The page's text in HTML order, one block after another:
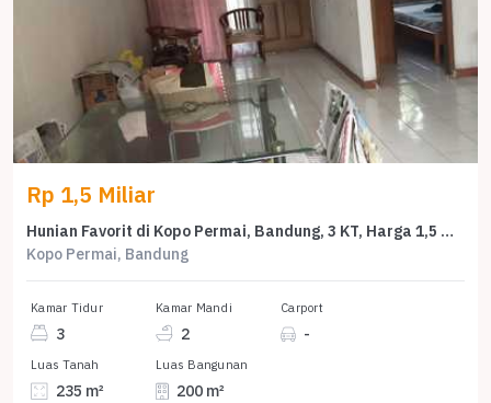
Rp 1,5 Miliar
Hunian Favorit di Kopo Permai, Bandung, 3 KT, Harga 1,5 Miliar
Kopo Permai, Bandung
Kamar Tidur
3
Kamar Mandi
2
Carport
-
Luas Tanah
235 m²
Luas Bangunan
200 m²